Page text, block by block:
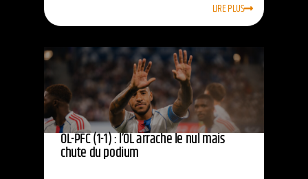
LIRE PLUS
OL-PFC (1-1) : l’OL arrache le nul mais
chute du podium